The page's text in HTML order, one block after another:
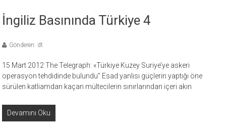
İngiliz Basınında Türkiye 4
Gönderen: dt
15 Mart 2012 The Telegraph: «Türkiye Kuzey Suriye’ye askeri
operasyon tehdidinde bulundu” Esad yanlısı güçlerin yaptığı öne
sürülen katliamdan kaçan mültecilerin sınırlarından içeri akın
Devamını Oku